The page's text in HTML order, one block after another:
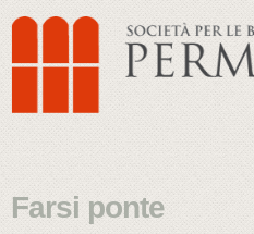
Farsi ponte